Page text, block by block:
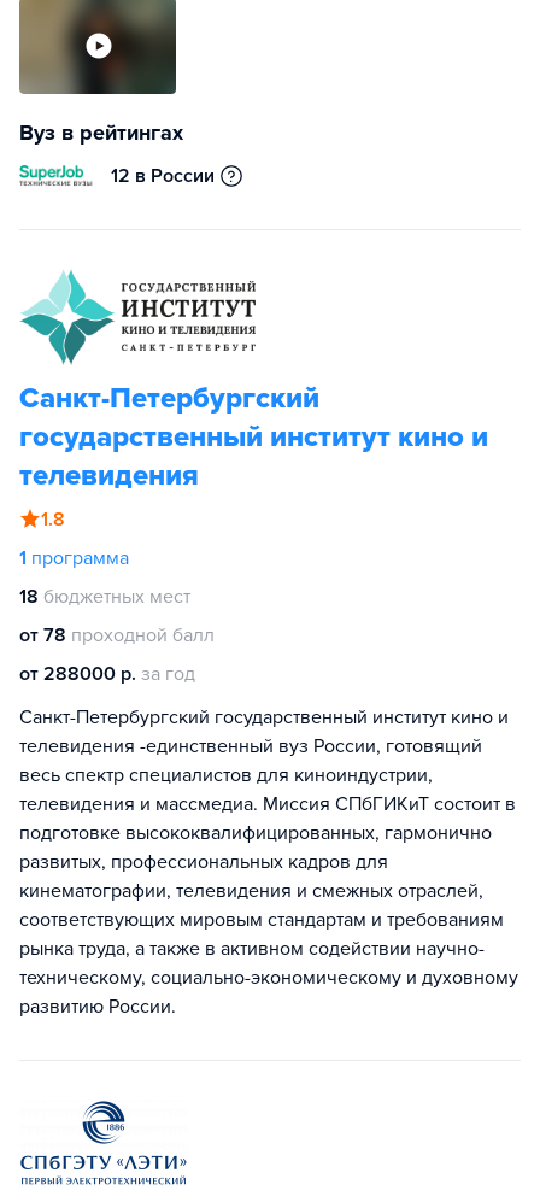
Вуз в рейтингах
12 в России
Санкт-Петербургский
государственный институт кино и
телевидения
1.8
1 программа
18 бюджетных мест
от 78 проходной балл
от 288000 р. за год
Санкт-Петербургский государственный институт кино и
телевидения -единственный вуз России, готовящий
весь спектр специалистов для киноиндустрии,
телевидения и массмедиа. Миссия СПбГИКиТ состоит в
подготовке высококвалифицированных, гармонично
развитых, профессиональных кадров для
кинематографии, телевидения и смежных отраслей,
соответствующих мировым стандартам и требованиям
рынка труда, а также в активном содействии научно-
техническому, социально-экономическому и духовному
развитию России.